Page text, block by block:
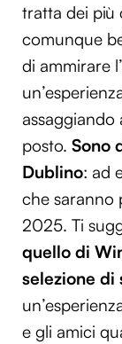
tratta dei più
comunque
di ammirare
posto. Sono
Dublino: ad
che saranno
2025. Ti
quello di
selezione
e gli amici